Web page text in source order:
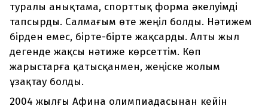
туралы анықтама, спорттық форма әкелуімді
тапсырды. Салмағым өте жеңіл болды. Нәтижем
бірден емес, бірте-бірте жақсарды. Алты жыл
дегенде жақсы нәтиже көрсеттім. Көп
жарыстарға қатысқанмен, жеңіске жолым
ұзақтау болды.
2004 жылғы Афина олимпиадасынан кейін